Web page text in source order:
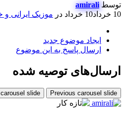
توسطamirali
10 خرداد
10 خرداد در موزیک ایرانی و
ایجاد موضوع جدید
ارسال پاسخ به این موضوع
ارسال‌های توصیه شده
Previous carousel slide
slide